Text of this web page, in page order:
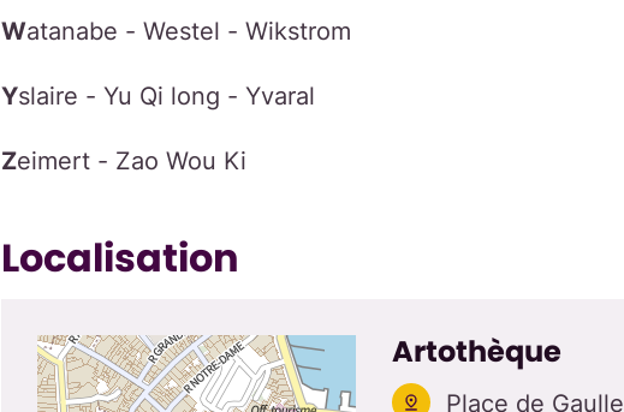
Watanabe - Westel - Wikstrom
Yslaire - Yu Qi long - Yvaral
Zeimert - Zao Wou Ki
Localisation
Artothèque
Place de Gaulle